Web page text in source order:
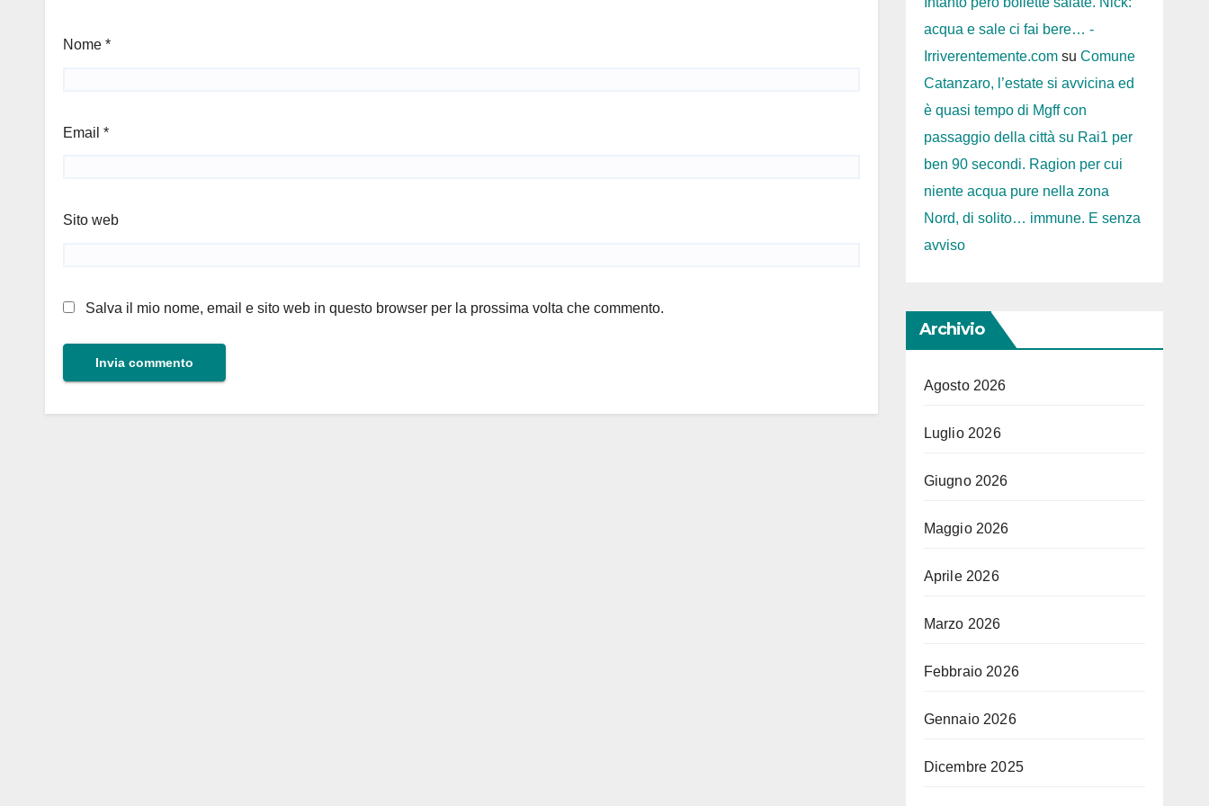
Nome *
Email *
Sito web
Salva il mio nome, email e sito web in questo browser per la prossima volta che commento.
acqua e sale ci fai bere… -
Irriverentemente.comsu Comune
Catanzaro, l’estate si avvicina ed
è quasi tempo di Mgff con
passaggio della città su Rai1 per
ben 90 secondi. Ragion per cui
niente acqua pure nella zona
Nord, di solito… immune. E senza
avviso
Archivio
Agosto 2026
Luglio 2026
Giugno 2026
Maggio 2026
Aprile 2026
Marzo 2026
Febbraio 2026
Gennaio 2026
Dicembre 2025